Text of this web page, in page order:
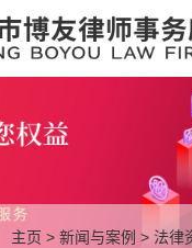
主页 >新闻与案例 > 法律